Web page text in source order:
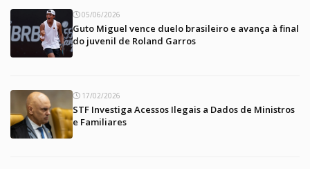
05/06/2026
Guto Miguel vence duelo brasileiro e avança à final
do juvenil de Roland Garros
17/02/2026
STF Investiga Acessos Ilegais a Dados de Ministros
e Familiares